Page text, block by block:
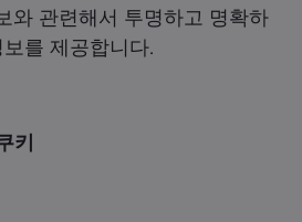
와 관련해서 투명하고 명확하
를 제공합니다.
키